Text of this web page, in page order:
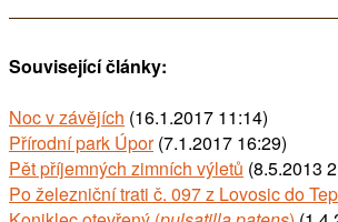
Související články:
Noc v závějích (16.1.2017 11:14)
Přírodní park Úpor(7.1.2017 16:29)
Pět příjemných zimních výletů (8.5.2013
Po železniční trati č. 097 z Lovosic do